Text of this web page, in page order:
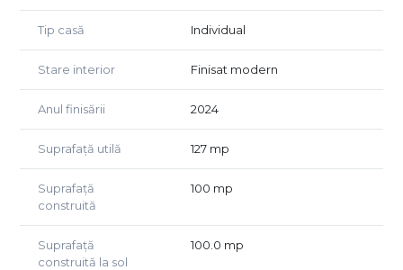
Tip casă Individual
Stare interior Finisat modern
Anul finisării 2024
Suprafață utilă 127 mp
Suprafață
construită
100 mp
Suprafață
construită la sol
100.0 mp